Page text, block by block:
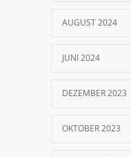
AUGUST 2024
JUNI 2024
DEZEMBER 2023
OKTOBER 2023